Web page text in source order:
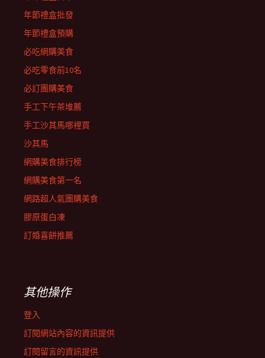
年節禮盒批發
年節禮盒預購
必吃網購美食
必吃零食前10名
必訂團購美食
手工下午茶堆薦
手工沙其馬哪裡買
沙其馬
網購美食排行榜
網購美食第一名
網路超人氣團購美食
膠原蛋白凍
訂婚喜餅推薦
其他操作
登入
訂閱網站內容的資訊提供
訂閱留言的資訊提供